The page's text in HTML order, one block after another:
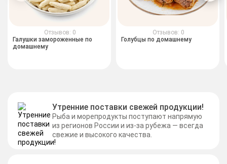
Отзывов: 0
Галушки замороженные по
домашнему
Отзывов: 0
Голубцы по домашнему
Утренние поставки свежей продукции!
Рыба и морепродукты поступают напрямую
из регионов России и из-за рубежа — всегда
свежие и высокого качества.